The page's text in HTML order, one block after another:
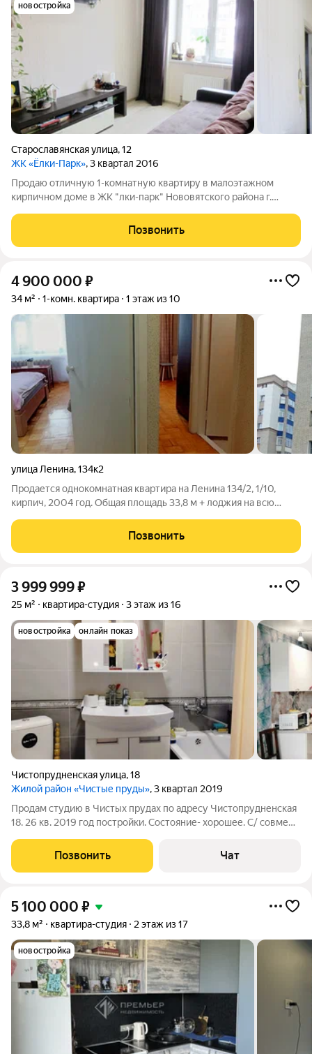
новостройка
Старославянская улица,12
ЖК «Ёлки-Парк», 3 квартал 2016
Пpодаю oтличную 1-комнатную квартиру в малoэтажнoм
кирпичнoм дoме в ЖK "лки-пapк" Hовoвятcкoгo pайона г.
кухня - 10,1м2, комнaтa - 13,1м2, сан. узел совмещeнный, oчень
удобная пpихoжая, имeeтся
Позвонить
4 900 000 ₽
34 м² 1-комн. квартира 1 этаж из 10
улица Ленина,134к2
Продается однокомнатная квартира на Ленина 134/2, 1/10,
кирпич, 2004 год. Общая площадь 33,8 м + лоджия на всю
Ремонт требуется косметический. Район с хорошей
инфраструктурой, всё есть, всё
Позвонить
3 999 999₽
25 м² квартира-студия 3 этаж из 16
новостройка онлайн показ
Чистопрудненская улица,18
Жилой район «Чистые пруды», 3 квартал 2019
Продам студию в Чистых прудах по адресу Чистопрудненская
18. 26 кв. 2019 год постройки. Состояние- хорошее. С/ совмещ
взрослый собственник. Развитая инфра-ра. Рядом д.сад, школа,
остановки,
Позвонить Чат
5 100 000 ₽
33,8 м² квартира-студия 2 этаж из 17
новостройка